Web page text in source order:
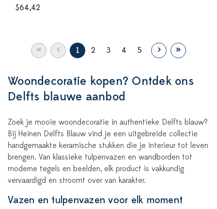
$64,42
« ‹ 1 2 3 4 5 › »
Woondecoratie kopen? Ontdek ons
Delfts blauwe aanbod
Zoek je mooie woondecoratie in authentieke Delfts blauw?
Bij Heinen Delfts Blauw vind je een uitgebreide collectie
handgemaakte keramische stukken die je interieur tot leven
brengen. Van klassieke tulpenvazen en wandborden tot
moderne tegels en beelden, elk product is vakkundig
vervaardigd en stroomt over van karakter.
Vazen en tulpenvazen voor elk moment